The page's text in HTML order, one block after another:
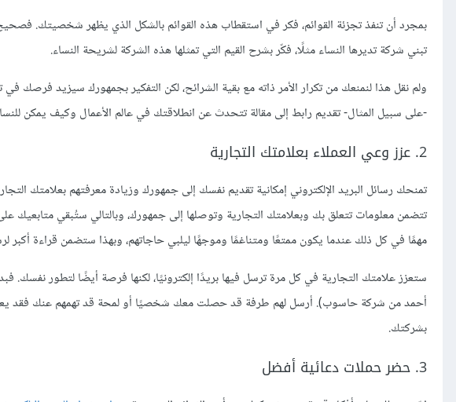
بمجرد أن تنفذ تجزئة القوائم، فكر في استقطاب هذه القوائم بالشكل الذي يظهر شخصيتك.
تبني شركة تديرها النساء مثلًا، فكّر بشرح القيم التي تمثلها هذه الشركة لشريحة النساء.
ولم نقل هذا لنمنعك من تكرار الأمر ذاته مع بقية الشرائح، لكن التفكير بجمهورك سيزيد
-على سبيل المثال- تقديم رابط إلى مقالة تتحدث عن انطلاقتك في عالم الأعمال وكيف يمكن
2. عزز وعي العملاء بعلامتك التجارية
تمنحك رسائل البريد الإلكتروني إمكانية تقديم نفسك إلى جمهورك وزيادة معرفتهم بعلامتك
تتضمن معلومات تتعلق بك وبعلامتك التجارية وتوصلها إلى جمهورك، وبالتالي ستُبقي متابعيك
مهمًا في كل ذلك عندما يكون ممتعًا ومتناغمًا وموجهًا ليلبي حاجاتهم، وبهذا ستضمن قراءة أكبر
ستعزز علامتك التجارية في كل مرة ترسل فيها بريدًا إلكترونيًا، لكنها فرصة أيضًا لتطور نفسك.
أحمد من شركة حاسوب). أرسل لهم طرفة قد حصلت معك شخصيًا أو لمحة قد تهمهم عنك فقد يعزز
بشركتك.
3. حضر حملات دعائية أفضل